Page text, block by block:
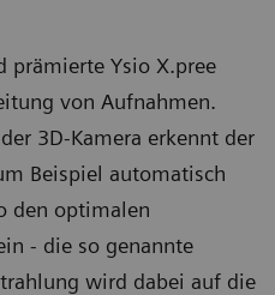
prämierte Ysio X.pree
von Aufnahmen.
3D-Kamera erkennt der
Beispiel automatisch
den optimalen
- die so genannte
wird dabei auf die